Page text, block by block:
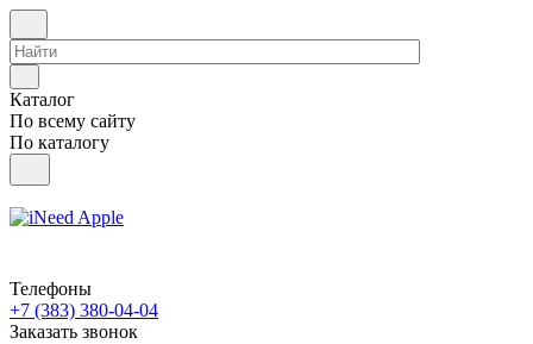
Каталог
По всему сайту
По каталогу
Телефоны
+7 (383) 380-04-04
Заказать звонок